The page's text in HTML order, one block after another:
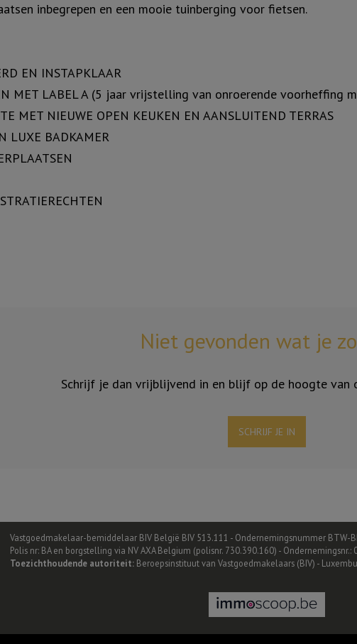
inbegrepen en een mooie tuinberging voor fietsen.
EN INSTAPKLAAR
MET LABEL A (5 jaar vrijstelling van onroerende voorheffing
MET NIEUWE OPEN KEUKEN EN AANSLUITEND TERRAS
LUXE BADKAMER
Niet gevonden wat je
Schrijf je dan vrijblijvend in en blijf op de hoogte van
SCHRIJF JE IN
Vastgoedmakelaar-bemiddelaar BIV België BIV 513.111 - Ondernemingsnummer BTW-
Polis nr: BA en borgstelling via NV AXA Belgium (polisnr. 730.390.160) - Ondernemingsnr.:
Toezichthoudende autoriteit: Beroepsinstituut van Vastgoedmakelaars (BIV) -